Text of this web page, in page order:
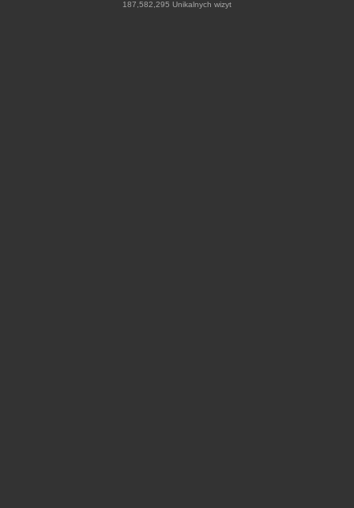
187,582,295 Unikalnych wizyt